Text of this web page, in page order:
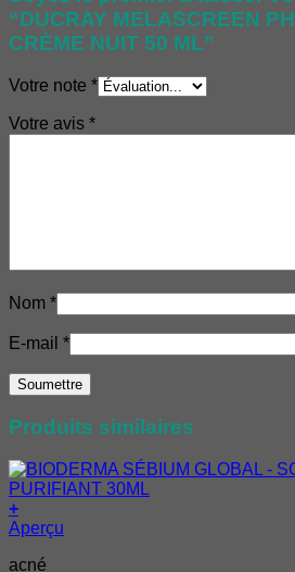
“DUCRAY MELASCREEN
CRÈME NUIT 50 ML”
Votre note *
Votre avis *
Nom *
E-mail *
Produits similaires
+
Aperçu
acné